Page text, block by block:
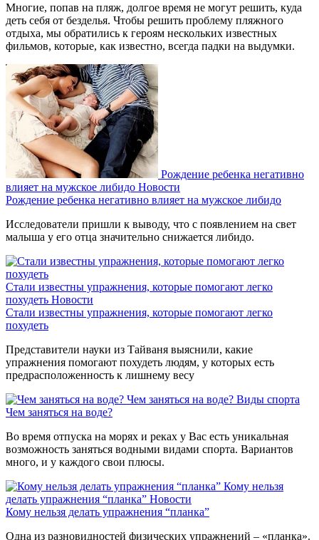
Многие, попав на пляж, долгое время не могут решить, куда
деть себя от безделья. Чтобы решить проблему пляжного
отдыха, мы обратились к героям нескольких известных
фильмов, которые, как известно, всегда падки на выдумки.
Рождение ребенка негативно
влияет на мужское либидо Новости
Рождение ребенка негативно влияет на мужское либидо
Исследователи пришли к выводу, что с появлением на свет
малыша у его отца значительно снижается либидо.
Стали известны упражнения, которые помогают легко
похудеть Новости
Стали известны упражнения, которые помогают легко
похудеть
Представители науки из Тайваня выяснили, какие
упражнения помогают похудеть людям, у которых есть
предрасположенность к лишнему весу
Чем заняться на воде? Виды спорта
Чем заняться на воде?
Во время отпуска на морях и реках у Вас есть уникальная
возможность заняться водными видами спорта. Вариантов
много, и у каждого свои плюсы.
Кому нельзя
делать упражнения “планка” Новости
Кому нельзя делать упражнения “планка”
Одна из разновидностей физических упражнений – «планка».